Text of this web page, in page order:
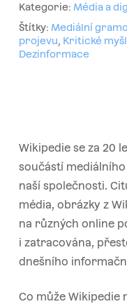
Kategorie: Média a
Štítky: Mediální
projevu, Kritické
Dezinformace
Wikipedie se za 20
součástí
naší společnosti.
média, obrázky z
na různých online
i zatracována,
dnešního
Co může